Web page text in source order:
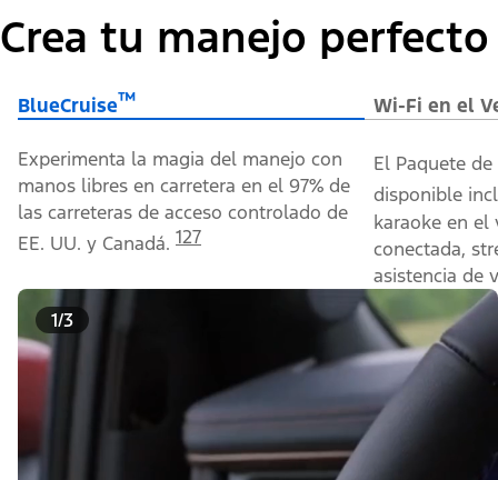
Crea tu ​​​​​​​manejo perfecto
BlueCruise™ Wi-Fi en el
Experimenta la magia del manejo con
manos libres en carretera en el 97% de
las carreteras de acceso controlado de
EE. UU. y Canadá. 127
El Paquete
disponible
karaoke en el
conectada,
asistencia de
1/3